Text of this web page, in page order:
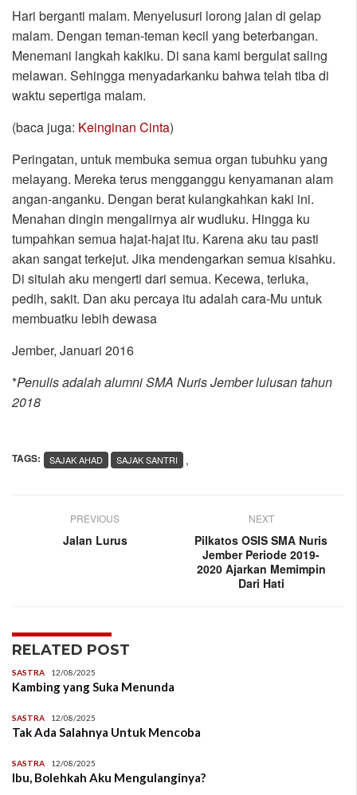
Hari berganti malam. Menyelusuri lorong jalan di gelap
malam. Dengan teman-teman kecil yang beterbangan.
Menemani langkah kakiku. Di sana kami bergulat saling
melawan. Sehingga menyadarkanku bahwa telah tiba di
waktu sepertiga malam.
(baca juga: Keinginan Cinta)
Peringatan, untuk membuka semua organ tubuhku yang
melayang. Mereka terus mengganggu kenyamanan alam
angan-anganku. Dengan berat kulangkahkan kaki ini.
Menahan dingin mengalirnya air wudluku. Hingga ku
tumpahkan semua hajat-hajat itu. Karena aku tau pasti
akan sangat terkejut. Jika mendengarkan semua kisahku.
Di situlah aku mengerti dari semua. Kecewa, terluka,
pedih, sakit. Dan aku percaya itu adalah cara-Mu untuk
membuatku lebih dewasa
Jember, Januari 2016
*Penulis adalah alumni SMA Nuris Jember lulusan tahun
2018
TAGS: ,
SAJAK AHAD SAJAK SANTRI
PREVIOUS
Jalan Lurus
NEXT
Pilkatos OSIS SMA Nuris
Jember Periode 2019-
2020 Ajarkan Memimpin
Dari Hati
RELATED POST
SASTRA 12/08/2025
Kambing yang Suka Menunda
SASTRA 12/08/2025
Tak Ada Salahnya Untuk Mencoba
SASTRA 12/08/2025
Ibu, Bolehkah Aku Mengulanginya?